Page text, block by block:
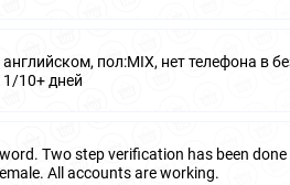
пол:MIX, нет телефона в
10+ дней
Two step verification has been
All accounts are working.